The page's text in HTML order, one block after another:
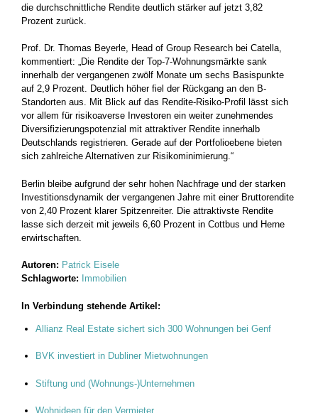
die durchschnittliche Rendite deutlich stärker auf jetzt 3,82
Prozent zurück.
Prof. Dr. Thomas Beyerle, Head of Group Research bei Catella,
kommentiert: „Die Rendite der Top-7-Wohnungsmärkte sank
innerhalb der vergangenen zwölf Monate um sechs Basispunkte
auf 2,9 Prozent. Deutlich höher fiel der Rückgang an den B-
Standorten aus. Mit Blick auf das Rendite-Risiko-Profil lässt sich
vor allem für risikoaverse Investoren ein weiter zunehmendes
Diversifizierungspotenzial mit attraktiver Rendite innerhalb
Deutschlands registrieren. Gerade auf der Portfolioebene bieten
sich zahlreiche Alternativen zur Risikominimierung.“
Berlin bleibe aufgrund der sehr hohen Nachfrage und der starken
Investitionsdynamik der vergangenen Jahre mit einer Bruttorendite
von 2,40 Prozent klarer Spitzenreiter. Die attraktivste Rendite
lasse sich derzeit mit jeweils 6,60 Prozent in Cottbus und Herne
erwirtschaften.
Autoren: Patrick Eisele
Schlagworte:
Immobilien
In Verbindung stehende Artikel:
Allianz Real Estate sichert sich 300 Wohnungen bei Genf
BVK investiert in Dubliner Mietwohnungen
Stiftung und (Wohnungs-)Unternehmen
Wohnideen für den Vermieter